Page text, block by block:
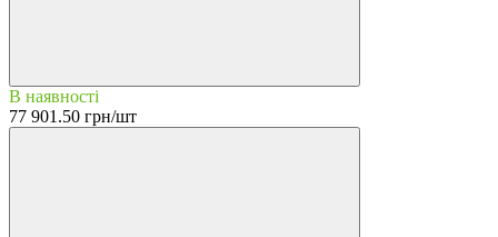
В наявності
77 901.50 грн/шт